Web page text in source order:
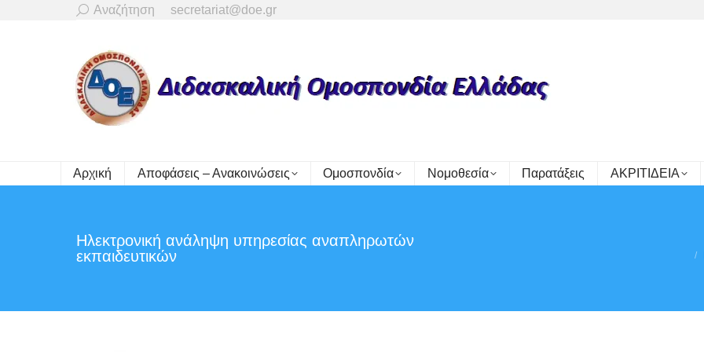
Search:
Αναζήτηση secretariat@doe.gr
Αρχική Αποφάσεις – Ανακοινώσεις Ομοσπονδία Νομοθεσία Παρατάξεις ΑΚΡΙΤΙΔΕΙΑ
Ηλεκτρονική ανάληψη υπηρεσίας αναπληρωτών
εκπαιδευτικών